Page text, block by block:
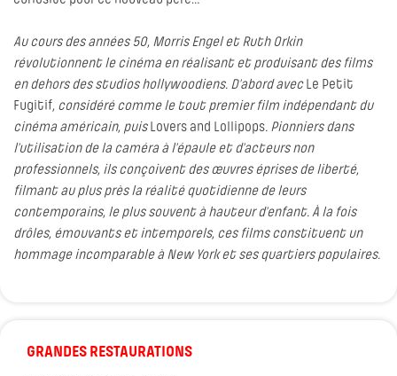
Au cours des années 50, Morris Engel et Ruth Orkin
révolutionnent le cinéma en réalisant et produisant des films
en dehors des studios hollywoodiens. D’abord avec Le Petit
Fugitif, considéré comme le tout premier film indépendant du
cinéma américain, puis Lovers and Lollipops. Pionniers dans
l’utilisation de la caméra à l’épaule et d’acteurs non
professionnels, ils conçoivent des œuvres éprises de liberté,
filmant au plus près la réalité quotidienne de leurs
contemporains, le plus souvent à hauteur d’enfant. À la fois
drôles, émouvants et intemporels, ces films constituent un
hommage incomparable à New York et ses quartiers populaires.
GRANDES RESTAURATIONS